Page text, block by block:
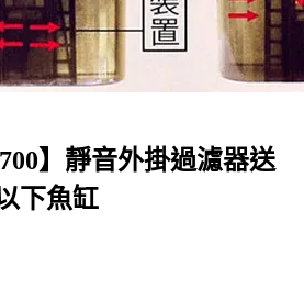
】靜音外掛過濾器送
下魚缸